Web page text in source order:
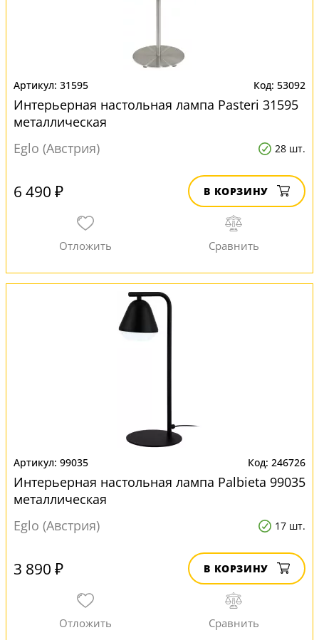
31595 53092
Интерьерная настольная лампа Pasteri 31595
металлическая
Eglo (Австрия)
28 шт.
6 490 ₽ В КОРЗИНУ
99035 246726
Интерьерная настольная лампа Palbieta 99035
металлическая
Eglo (Австрия)
17 шт.
3 890 ₽ В КОРЗИНУ